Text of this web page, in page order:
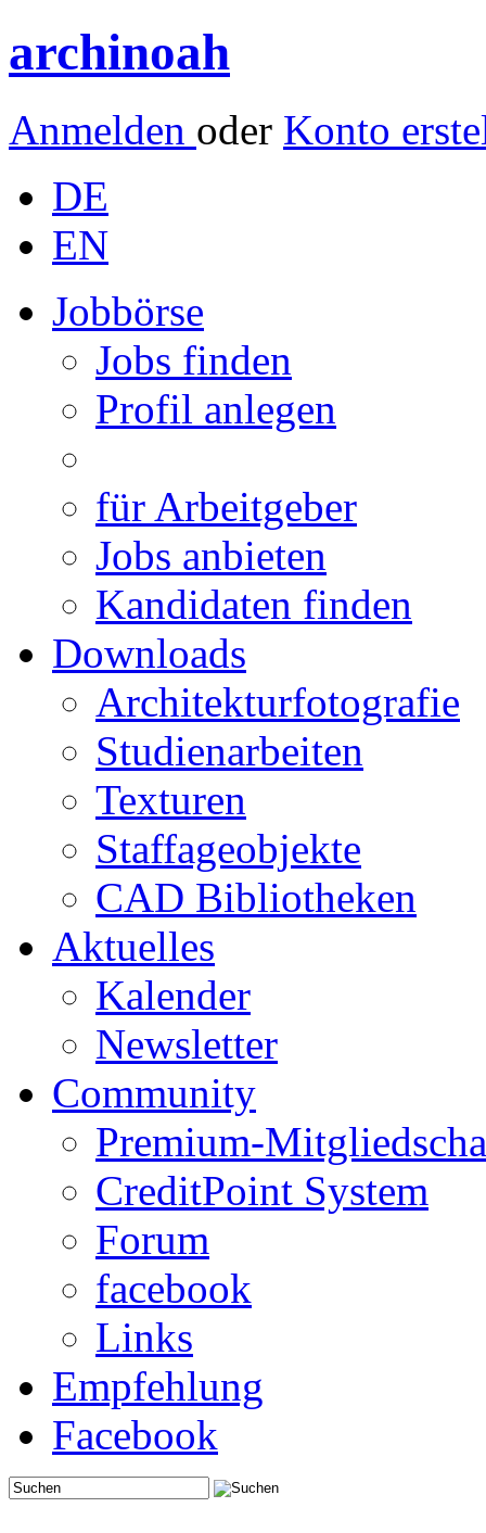
archinoah
Anmelden oder Konto
DE
EN
Jobbörse
Jobs finden
Profil anlegen
für Arbeitgeber
Jobs anbieten
Kandidaten finden
Downloads
Architekturfotografie
Studienarbeiten
Texturen
Staffageobjekte
CAD Bibliotheken
Aktuelles
Kalender
Newsletter
Community
Premium-
CreditPoint System
Forum
facebook
Links
Empfehlung
Facebook